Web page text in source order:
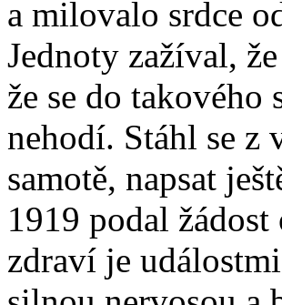
a milovalo srdce
Jednoty zažíval,
že se do
nehodí. Stáhl se
samotě, napsat
1919 podal
zdraví je